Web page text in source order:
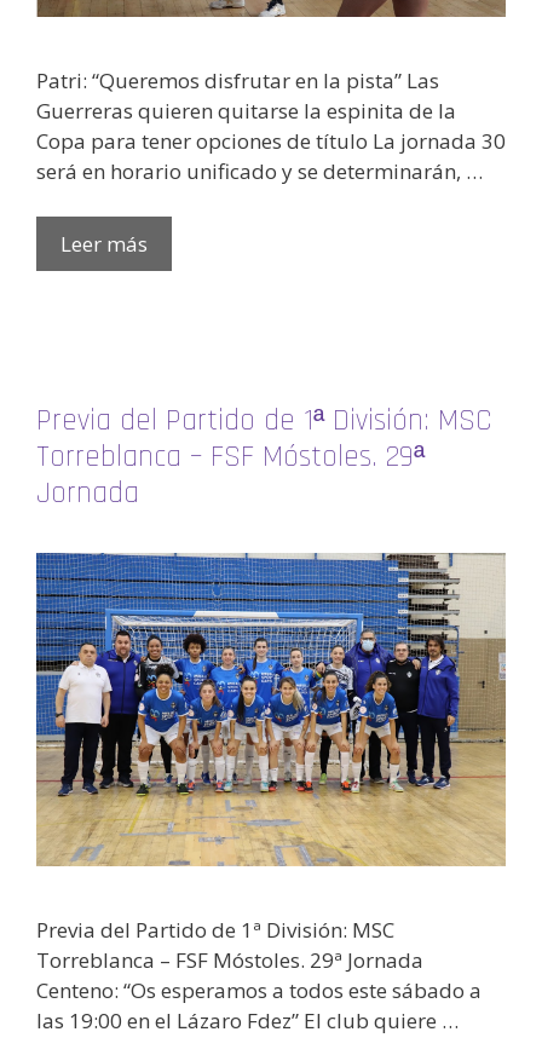
Patri: “Queremos disfrutar en la pista” Las
Guerreras quieren quitarse la espinita de la
Copa para tener opciones de título La jornada 30
será en horario unificado y se determinarán, …
Leer más
Previa del Partido de 1ª División: MSC
Torreblanca – FSF Móstoles. 29ª
Jornada
Previa del Partido de 1ª División: MSC
Torreblanca – FSF Móstoles. 29ª Jornada
Centeno: “Os esperamos a todos este sábado a
las 19:00 en el Lázaro Fdez” El club quiere …